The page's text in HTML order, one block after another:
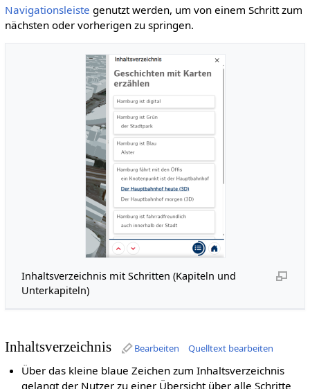
Navigationsleiste genutzt werden, um von einem Schritt zum
nächsten oder vorherigen zu springen.
Inhaltsverzeichnis mit Schritten (Kapiteln und
Unterkapiteln)
Inhaltsverzeichnis Bearbeiten Quelltext bearbeiten
Über das kleine blaue Zeichen zum Inhaltsverzeichnis
gelangt der Nutzer zu einer Übersicht über alle Schritte